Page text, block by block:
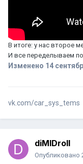
В итоге: у нас второе
И все переделываем по
Изменено 14
vk.com/car_sys_tems
diMIDroll
Опубликовано